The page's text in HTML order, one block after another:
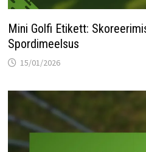
Mini Golfi Etikett:
Spordimeelsus
15/01/2026